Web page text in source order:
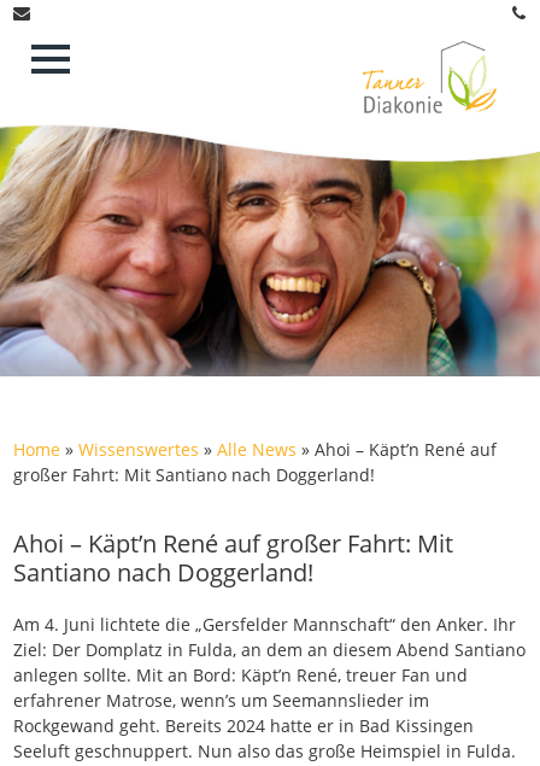
Home »Wissenswertes »Alle News »Ahoi – Käpt’n René auf
großer Fahrt: Mit Santiano nach Doggerland!
Ahoi – Käpt’n René auf großer Fahrt: Mit
Santiano nach Doggerland!
Am 4. Juni lichtete die „Gersfelder Mannschaft“ den Anker. Ihr
Ziel: Der Domplatz in Fulda, an dem an diesem Abend Santiano
anlegen sollte. Mit an Bord: Käpt’n René, treuer Fan und
erfahrener Matrose, wenn’s um Seemannslieder im
Rockgewand geht. Bereits 2024 hatte er in Bad Kissingen
Seeluft geschnuppert. Nun also das große Heimspiel in Fulda.